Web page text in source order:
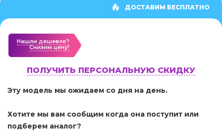
ДОСТАВИМ БЕСПЛАТНО
Нашли дешевле?
Cнизим цену!
ПОЛУЧИТЬ ПЕРСОНАЛЬНУЮ СКИДКУ
Эту модель мы ожидаем со дня на день.
Хотите мы вам сообщим когда она поступит или
подберем аналог?